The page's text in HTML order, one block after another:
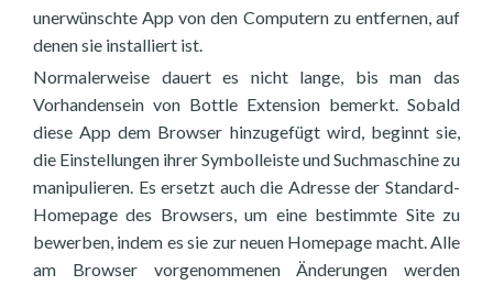
unerwünschte App von den Computern zu entfernen, auf
denen sie installiert ist.
Normalerweise dauert es nicht lange, bis man das
Vorhandensein von Bottle Extension bemerkt. Sobald
diese App dem Browser hinzugefügt wird, beginnt sie,
die Einstellungen ihrer Symbolleiste und Suchmaschine zu
manipulieren. Es ersetzt auch die Adresse der Standard-
Homepage des Browsers, um eine bestimmte Site zu
bewerben, indem es sie zur neuen Homepage macht. Alle
am Browser vorgenommenen Änderungen werden